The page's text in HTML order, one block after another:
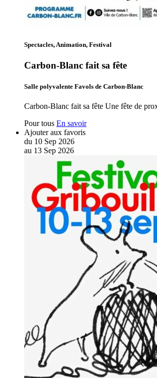
Spectacles, Animation, Festival
Carbon-Blanc fait sa fête
Salle polyvalente Favols de Carbon-Blanc
Carbon-Blanc fait sa fête Une fête de
Pour tous En savoir
Ajouter aux favoris
du 10 Sep 2026
au 13 Sep 2026